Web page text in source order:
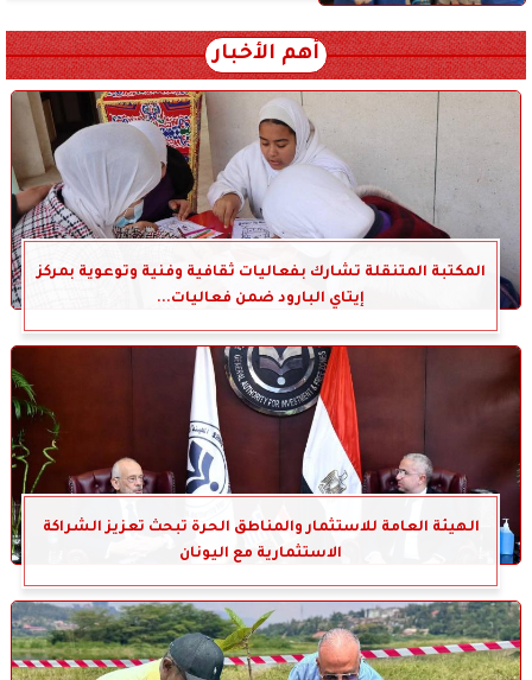
أهم الأخبار
المكتبة المتنقلة تشارك بفعاليات ثقافية وفنية وتوعوية بمركز
إيتاي البارود ضمن فعاليات...
الهيئة العامة للاستثمار والمناطق الحرة تبحث تعزيز الشراكة
الاستثمارية مع اليونان